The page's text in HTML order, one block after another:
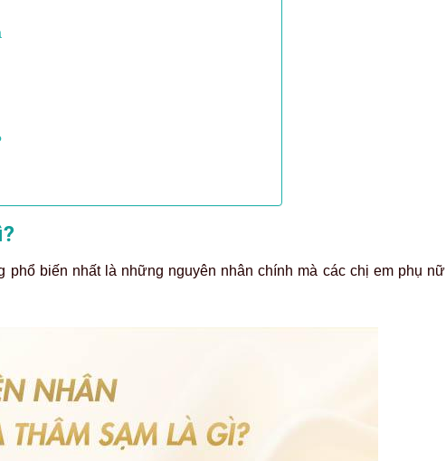
biến nhất là những nguyên nhân chính mà các chị em phụ nữ